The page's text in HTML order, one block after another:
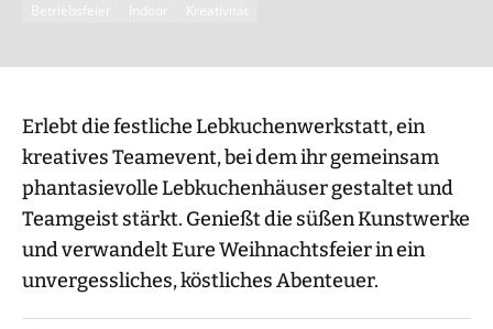
Betriebsfeier
Indoor Kreativität
Erlebt die festliche Lebkuchenwerkstatt, ein
kreatives Teamevent, bei dem ihr gemeinsam
phantasievolle Lebkuchenhäuser gestaltet und
Teamgeist stärkt. Genießt die süßen Kunstwerke
und verwandelt Eure Weihnachtsfeier in ein
unvergessliches, köstliches Abenteuer.